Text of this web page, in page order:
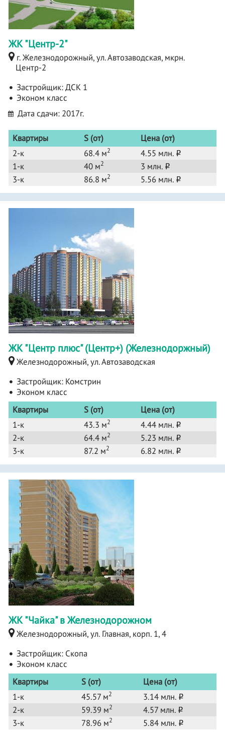
ЖК "Центр-2"
г. Железнодорожный, ул. Автозаводская, мкрн.
Центр-2
Застройщик:ДСК 1
Эконом класс
Дата сдачи: 2017г.
Квартиры S (от)
Цена (от)
2-к
68.4 м2 4.55 млн. o
1-к 40 м2 3 млн. o
3-к 86.8 м2 5.56 млн. o
ЖК "Центр плюс" (Центр+) (Железнодоржный)
Железнодорожный, ул. Автозаводская
Застройщик: Комстрин
Эконом класс
Квартиры
S (от)
Цена (от)
1-к
43.3 м2 4.44 млн. o
2-к 64.4 м2 5.23 млн. o
3-к 87.2 м2 6.82 млн. o
ЖК "Чайка" в Железнодорожном
Железнодорожный, ул. Главная, корп. 1, 4
Застройщик: Скопа
Эконом класс
Квартиры
S (от)
Цена (от)
1-к
45.57 м2 3.14 млн. o
2-к 59.39 м2 4.57 млн. o
3-к 78.96 м2 5.84 млн. o